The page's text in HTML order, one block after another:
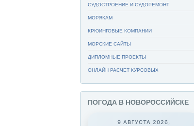
СУДОСТРОЕНИЕ И СУДОРЕМОНТ
МОРЯКАМ
КРЮИНГОВЫЕ КОМПАНИИ
МОРСКИЕ САЙТЫ
ДИПЛОМНЫЕ ПРОЕКТЫ
ОНЛАЙН РАСЧЕТ КУРСОВЫХ
ПОГОДА В НОВОРОССИЙСКЕ
9 АВГУСТА 2026,